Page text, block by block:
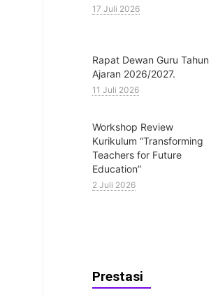
17 Juli 2026
Rapat Dewan Guru Tahun
Ajaran 2026/2027.
11 Juli 2026
Workshop Review
Kurikulum “Transforming
Teachers for Future
Education”
2 Juli 2026
Prestasi